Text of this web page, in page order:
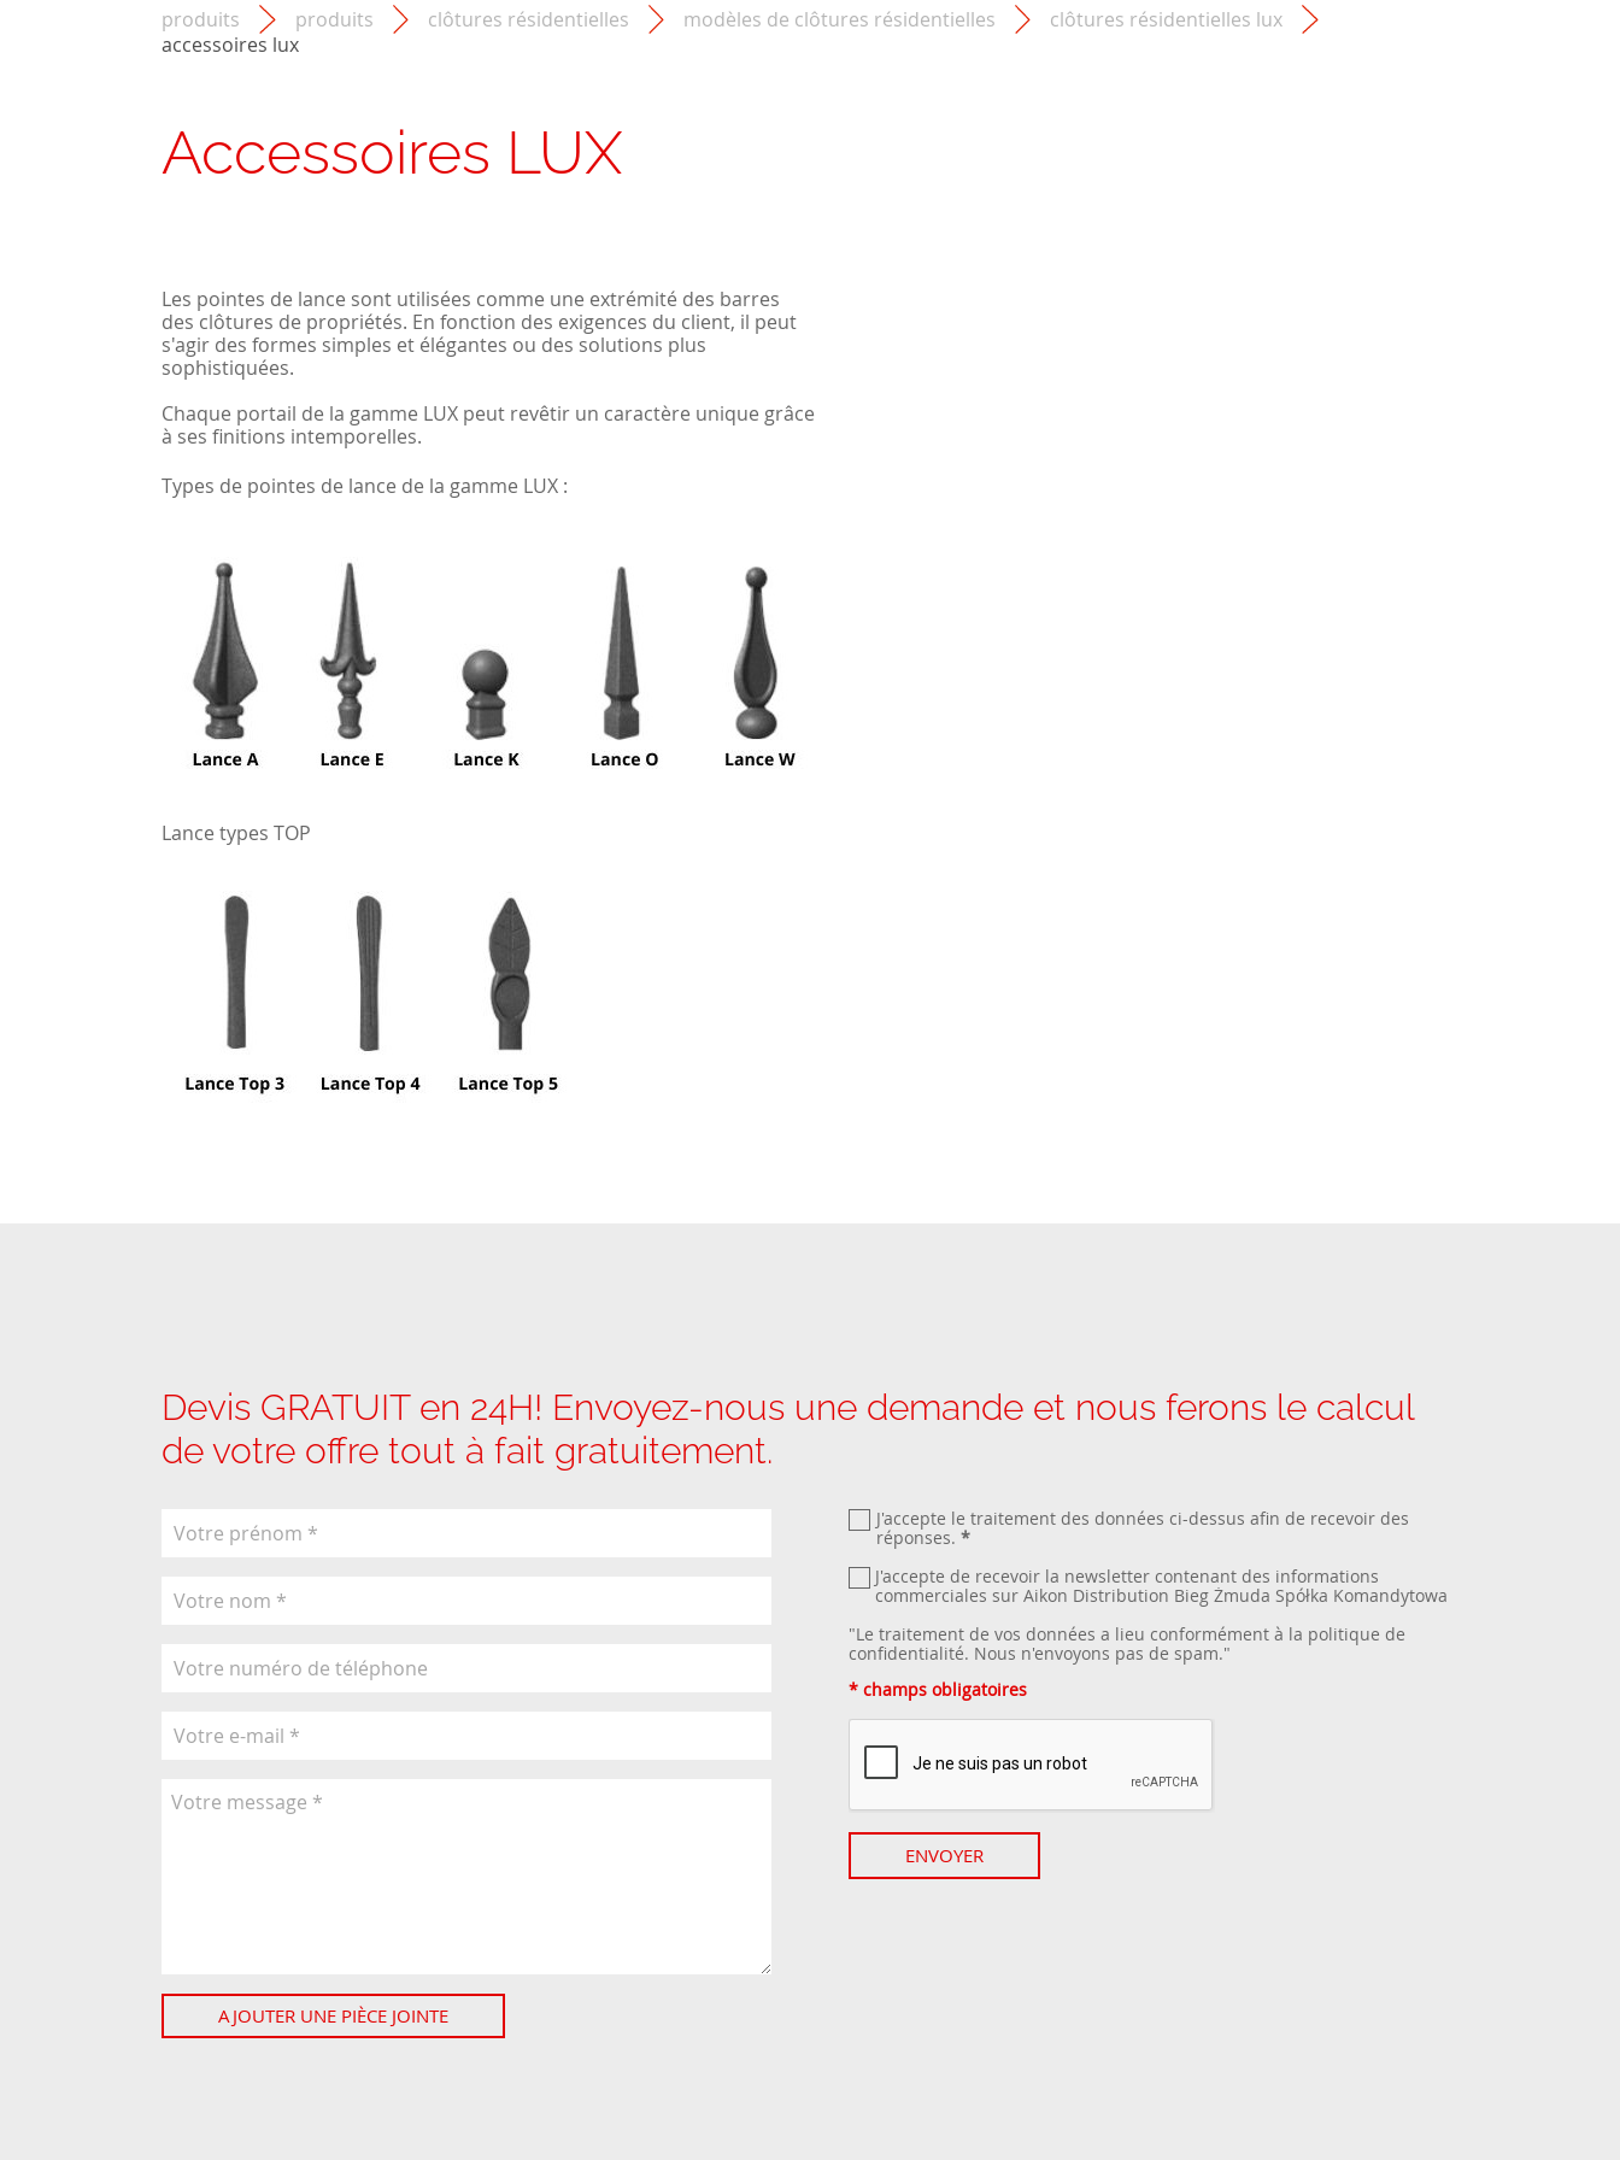
produits produits clôtures résidentielles modèles de clôtures résidentielles
clôtures résidentielles lux
accessoires lux
Accessoires LUX
Les pointes de lance sont utilisées comme une extrémité des barres
des clôtures de propriétés. En fonction des exigences du client, il peut
s'agir des formes simples et élégantes ou des solutions plus
sophistiquées.
Chaque portail de la gamme LUX peut revêtir un caractère unique grâce
à ses finitions intemporelles.
Types de pointes de lance de la gamme LUX :
Lance types TOP
Devis GRATUIT en 24H! Envoyez-nous une demande et nous ferons le calcul
de votre offre tout à fait gratuitement.
AJOUTER UNE PIÈCE JOINTE
J'accepte le traitement des données ci-dessus afin de recevoir des
réponses. *
J'accepte de recevoir la newsletter contenant des informations
commerciales sur Aikon Distribution Bieg Żmuda Spółka Komandytowa
"Le traitement de vos données a lieu conformément à la politique de
confidentialité. Nous n'envoyons pas de spam."
* champs obligatoires
ENVOYER